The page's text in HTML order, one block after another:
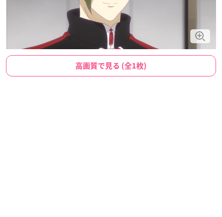
高画質で見る (全1枚)